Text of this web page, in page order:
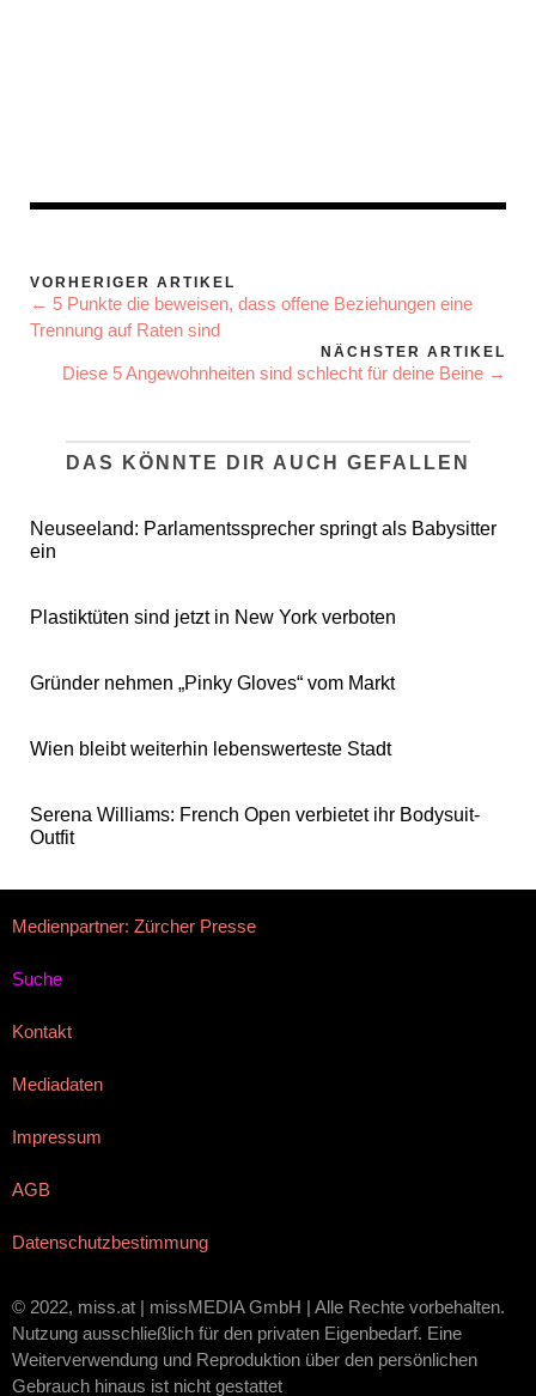
VORHERIGER ARTIKEL
← 5 Punkte die beweisen, dass offene Beziehungen eine
Trennung auf Raten sind
NÄCHSTER ARTIKEL
Diese 5 Angewohnheiten sind schlecht für deine Beine →
DAS KÖNNTE DIR AUCH GEFALLEN
Neuseeland: Parlamentssprecher springt als Babysitter
ein
Plastiktüten sind jetzt in New York verboten
Gründer nehmen „Pinky Gloves“ vom Markt
Wien bleibt weiterhin lebenswerteste Stadt
Serena Williams: French Open verbietet ihr Bodysuit-
Outfit
Medienpartner: Zürcher Presse
Suche
Kontakt
Mediadaten
Impressum
AGB
Datenschutzbestimmung
© 2022, miss.at | missMEDIA GmbH | Alle Rechte vorbehalten.
Nutzung ausschließlich für den privaten Eigenbedarf. Eine
Weiterverwendung und Reproduktion über den persönlichen
Gebrauch hinaus ist nicht gestattet